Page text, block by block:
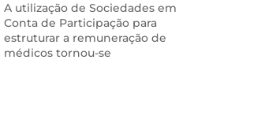
A utilização de Sociedades em
Conta de Participação para
estruturar a remuneração de
médicos tornou-se